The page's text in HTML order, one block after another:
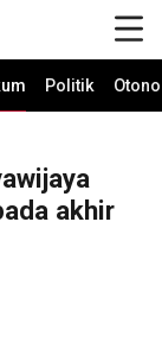
Politik
akhir